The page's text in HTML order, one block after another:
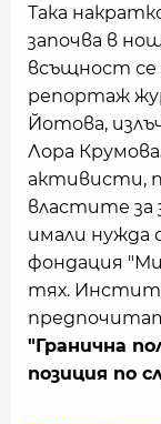
Така
започва в
всъщност се
репортаж
Йотова,
Лора Крумова
активисти,
властите за
имали
фондация
тях.
"Гранична
позиция по